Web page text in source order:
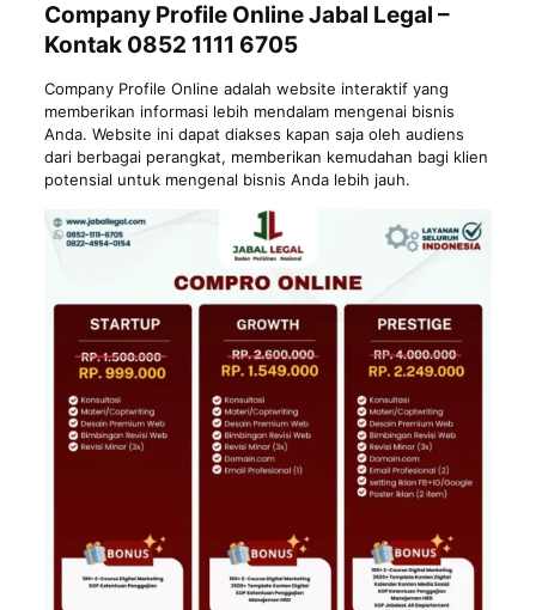
Company Profile Online Jabal Legal –
Kontak 0852 1111 6705
Company Profile Online adalah website interaktif yang
memberikan informasi lebih mendalam mengenai bisnis
Anda. Website ini dapat diakses kapan saja oleh audiens
dari berbagai perangkat, memberikan kemudahan bagi klien
potensial untuk mengenal bisnis Anda lebih jauh.